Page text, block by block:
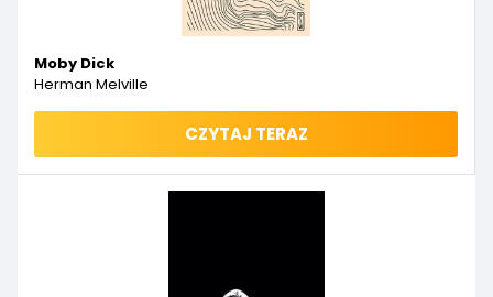
Moby Dick
Herman Melville
CZYTAJ TERAZ